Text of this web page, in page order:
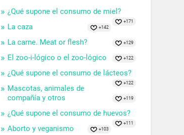
¿Qué supone el consumo de miel?
+171
La caza +142
La carne. Meat or flesh? +129
El zoo-i-lógico o el zoo-lógico +122
¿Qué supone el consumo de lácteos?
+122
Mascotas, animales de
compañía y otros
+119
¿Qué supone el consumo de huevos?
+111
Aborto y veganismo +103